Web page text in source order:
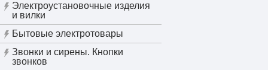
Электроустановочные изделия
и вилки
Бытовые электротовары
Звонки и сирены. Кнопки
звонков